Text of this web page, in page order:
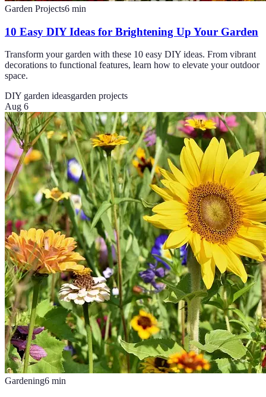
Garden Projects6 min
10 Easy DIY Ideas for Brightening Up Your Garden
Transform your garden with these 10 easy DIY ideas. From vibrant
decorations to functional features, learn how to elevate your outdoor
space.
DIY garden ideasgarden projects
Aug 6
Gardening6 min